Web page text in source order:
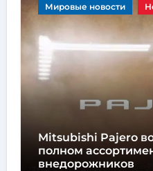
Мировые новости
Mitsubishi Pajero
полном
внедорожников